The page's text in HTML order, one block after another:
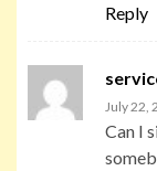
Reply
July 22,
Can I